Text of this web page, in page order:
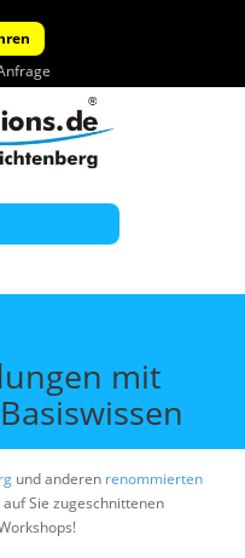
mit
und anderen renommierten
auf Sie zugeschnittenen